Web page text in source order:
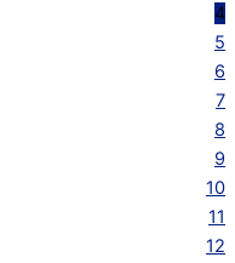
4
5
6
7
8
9
10
11
12